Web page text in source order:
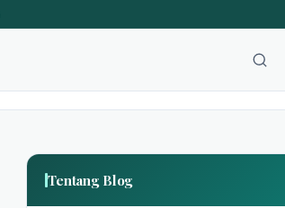
Tentang Blog